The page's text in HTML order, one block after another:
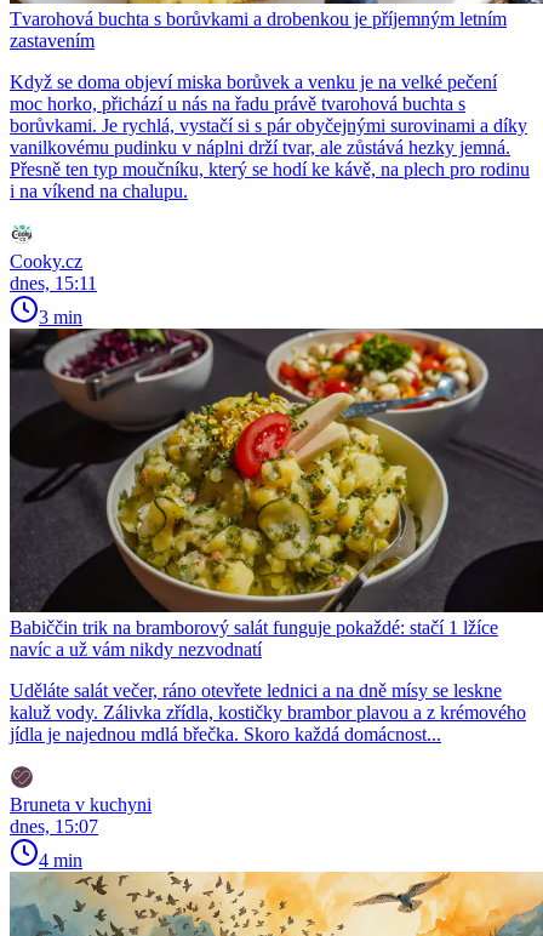
Tvarohová buchta s borůvkami a drobenkou je příjemným letním
zastavením
Když se doma objeví miska borůvek a venku je na velké pečení
moc horko, přichází u nás na řadu právě tvarohová buchta s
borůvkami. Je rychlá, vystačí si s pár obyčejnými surovinami a díky
vanilkovému pudinku v náplni drží tvar, ale zůstává hezky jemná.
Přesně ten typ moučníku, který se hodí ke kávě, na plech pro rodinu
i na víkend na chalupu.
Cooky.cz
dnes, 15:11
3 min
Babiččin trik na bramborový salát funguje pokaždé: stačí 1 lžíce
navíc a už vám nikdy nezvodnatí
Uděláte salát večer, ráno otevřete lednici a na dně mísy se leskne
kaluž vody. Zálivka zřídla, kostičky brambor plavou a z krémového
jídla je najednou mdlá břečka. Skoro každá domácnost...
Bruneta v kuchyni
dnes, 15:07
4 min